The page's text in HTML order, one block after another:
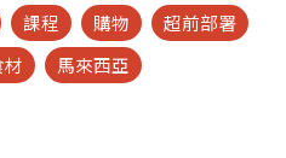
課程 購物
超前部署
材 馬來西亞